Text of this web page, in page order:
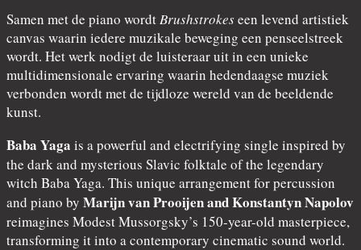
Samen met de piano wordtBrushstrokeseen levend artistiek
canvas waarin iedere muzikale beweging een penseelstreek
wordt. Het werk nodigt de luisteraar uit in een unieke
multidimensionale ervaring waarin hedendaagse muziek
verbonden wordt met de tijdloze wereld van de beeldende
kunst.
Baba Yaga is a powerful and electrifying single inspired by
the dark and mysterious Slavic folktale of the legendary
witch Baba Yaga. This unique arrangement for percussion
and piano by Marijn van Prooijen and Konstantyn Napolov
reimagines Modest Mussorgsky’s 150-year-old masterpiece,
transforming it into a contemporary cinematic sound world.